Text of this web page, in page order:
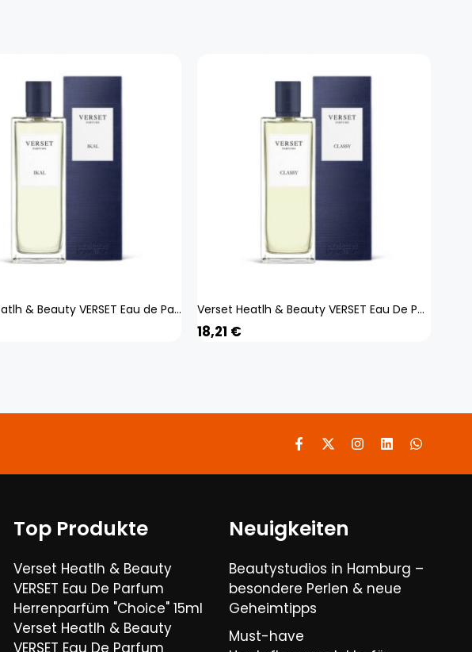
Verset Heatlh & Beauty VERSET Eau de Parfum Herrenparfüm Ikal 50ml Verset Heatlh & Beauty VERSET Eau De Parfum Herrenparfüm Classy 50ml
18,21 €
Top Produkte
Verset Heatlh & Beauty
VERSET Eau De Parfum
Herrenparfüm "Choice" 15ml
Verset Heatlh & Beauty
VERSET Eau De Parfum
Neuigkeiten
Beautystudios in Hamburg –
besondere Perlen & neue
Geheimtipps
Must-have